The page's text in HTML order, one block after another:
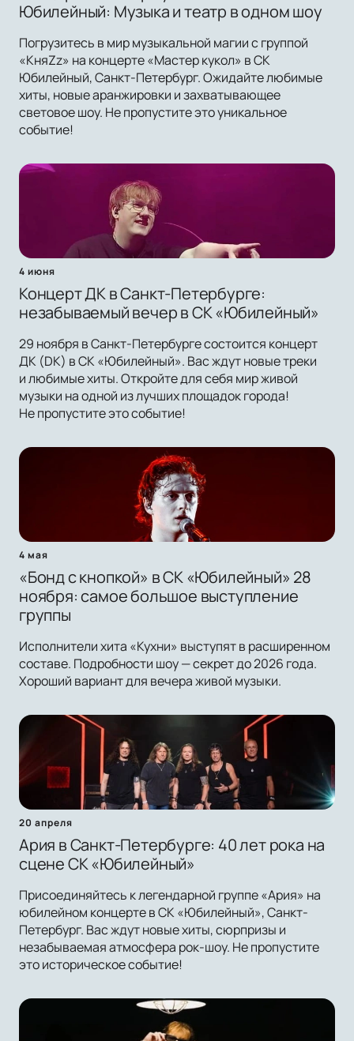
Юбилейный: Музыка и театр в одном шоу
Погрузитесь в мир музыкальной магии с группой
«КняZz» на концерте «Мастер кукол» в СК
Юбилейный, Санкт-Петербург. Ожидайте любимые
хиты, новые аранжировки и захватывающее
световое шоу. Не пропустите это уникальное
событие!
4 июня
Концерт ДК в Санкт-Петербурге:
незабываемый вечер в СК «Юбилейный»
29 ноября в Санкт-Петербурге состоится концерт
ДК (DK) в СК «Юбилейный». Вас ждут новые треки
и любимые хиты. Откройте для себя мир живой
музыки на одной из лучших площадок города!
Не пропустите это событие!
4 мая
«Бонд с кнопкой» в СК «Юбилейный» 28
ноября: самое большое выступление
группы
Исполнители хита «Кухни» выступят в расширенном
составе. Подробности шоу — секрет до 2026 года.
Хороший вариант для вечера живой музыки.
20 апреля
Ария в Санкт-Петербурге: 40 лет рока на
сцене СК «Юбилейный»
Присоединяйтесь к легендарной группе «Ария» на
юбилейном концерте в СК «Юбилейный», Санкт-
Петербург. Вас ждут новые хиты, сюрпризы и
незабываемая атмосфера рок-шоу. Не пропустите
это историческое событие!